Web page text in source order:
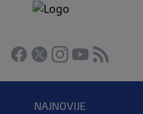
NAJNOVIJE